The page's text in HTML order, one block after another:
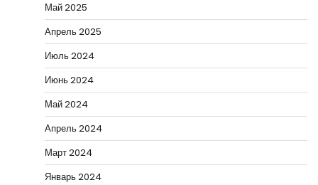
Май 2025
Апрель 2025
Июль 2024
Июнь 2024
Май 2024
Апрель 2024
Март 2024
Январь 2024